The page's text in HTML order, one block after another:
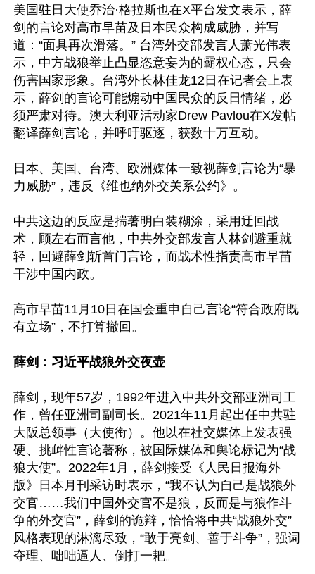
美国驻日大使乔治·格拉斯也在X平台发文表示，薛
剑的言论对高市早苗及日本民众构成威胁，并写
道：“面具再次滑落。” 台湾外交部发言人萧光伟表
示，中方战狼举止凸显恣意妄为的霸权心态，只会
伤害国家形象。台湾外长林佳龙12日在记者会上表
示，薛剑的言论可能煽动中国民众的反日情绪，必
须严肃对待。澳大利亚活动家Drew Pavlou在X发帖
翻译薛剑言论，并呼吁驱逐，获数十万互动。
日本、美国、台湾、欧洲媒体一致视薛剑言论为“暴
力威胁”，违反《维也纳外交关系公约》。
中共这边的反应是揣著明白装糊涂，采用迂回战
术，顾左右而言他，中共外交部发言人林剑避重就
轻，回避薛剑斩首门言论，而战术性指责高市早苗
干涉中国内政。
高市早苗11月10日在国会重申自己言论“符合政府既
有立场”，不打算撤回。
薛剑：习近平战狼外交夜壶
薛剑，现年57岁，1992年进入中共外交部亚洲司工
作，曾任亚洲司副司长。2021年11月起出任中共驻
大阪总领事（大使衔）。他以在社交媒体上发表强
硬、挑衅性言论著称，被国际媒体和舆论标记为“战
狼大使”。2022年1月，薛剑接受《人民日报海外
版》日本月刊采访时表示，“我不认为自己是战狼外
交官……我们中国外交官不是狼，反而是与狼作斗
争的外交官”，薛剑的诡辩，恰恰将中共“战狼外交”
风格表现的淋漓尽致，“敢于亮剑、善于斗争”，强词
夺理、咄咄逼人、倒打一耙。